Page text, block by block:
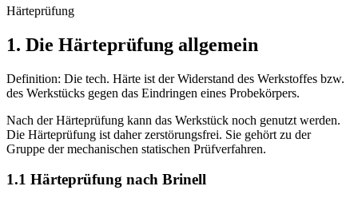
Härteprüfung
1. Die Härteprüfung allgemein
Definition: Die tech. Härte ist der Widerstand des Werkstoffes bzw.
des Werkstücks gegen das Eindringen eines Probekörpers.
Nach der Härteprüfung kann das Werkstück noch genutzt werden.
Die Härteprüfung ist daher zerstörungsfrei. Sie gehört zu der
Gruppe der mechanischen statischen Prüfverfahren.
1.1 Härteprüfung nach Brinell